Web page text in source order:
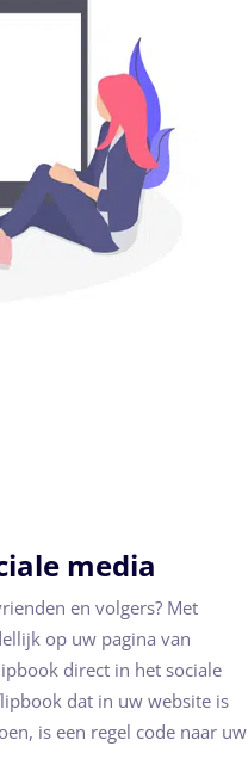
media
en volgers? Met
op uw pagina van
direct in het sociale
dat in uw website is
is een regel code naar uw